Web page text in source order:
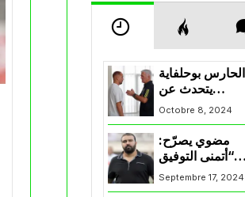
الحارس بوحلفاية
يتحدث عن
طموحاته مع
المنتخب و شباب
قسنطينة
Octobre 8, 2024
مضوي يصرّح:
“أتمنى التوفيق
لممثلي الكرة
الجزائرية في
Septembre 17, 2024